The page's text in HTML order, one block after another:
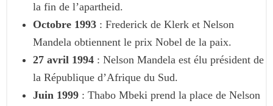
la fin de l’apartheid.
Octobre 1993 : Frederick de Klerk et Nelson
Mandela obtiennent le prix Nobel de la paix.
27 avril 1994 : Nelson Mandela est élu président de
la République d’Afrique du Sud.
Juin 1999 : Thabo Mbeki prend la place de Nelson